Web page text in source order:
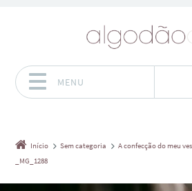
MENU
Início Sem categoria
A confecção do meu
_MG_1288